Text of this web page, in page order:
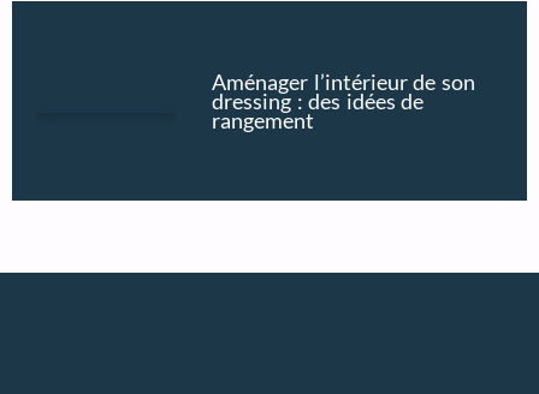
Aménager l’intérieur de son
dressing : des idées de
rangement